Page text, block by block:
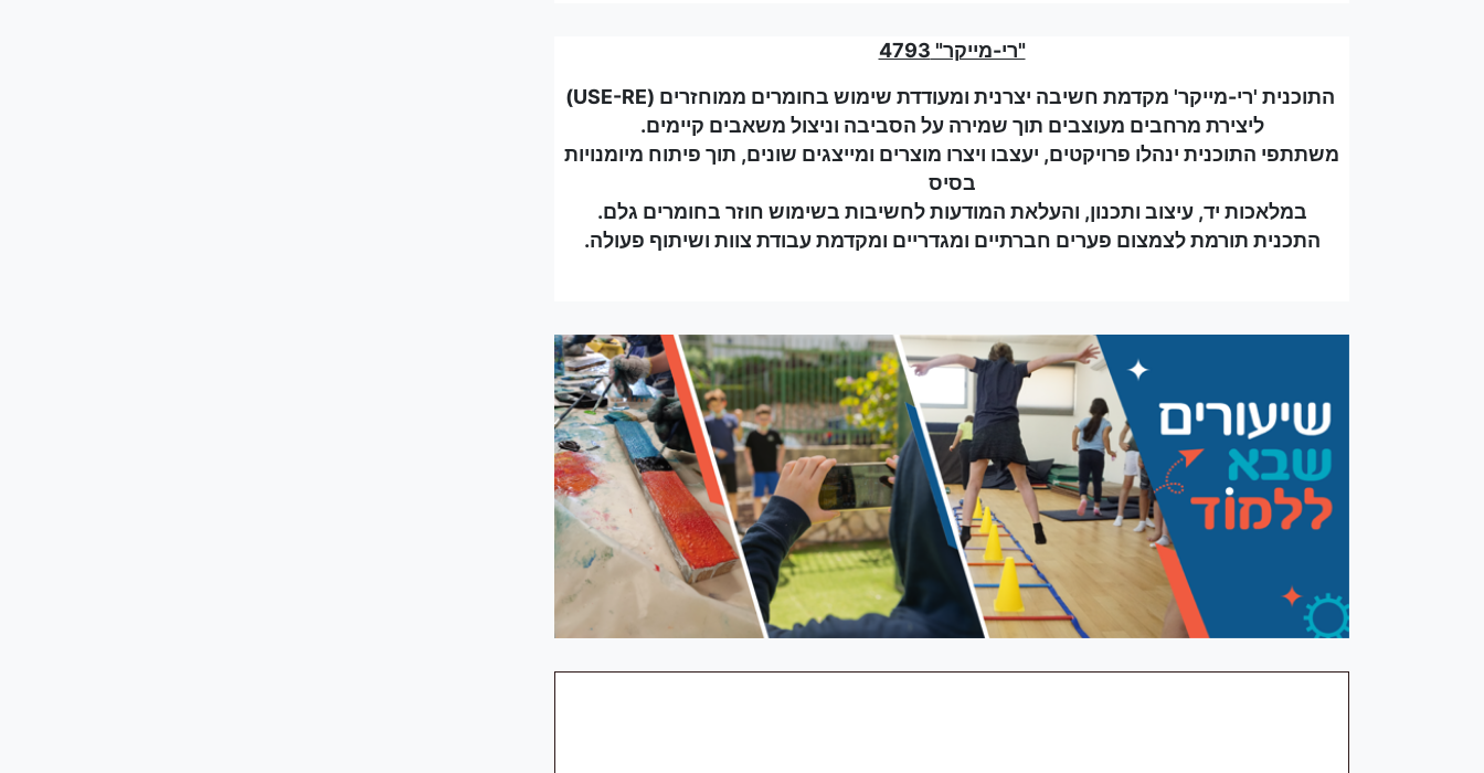
"רי-מייקר" 4793
התוכנית 'רי-מייקר' מקדמת חשיבה יצרנית ומעודדת שימוש בחומרים ממוחזרים (USE-RE)
ליצירת מרחבים מעוצבים תוך שמירה על הסביבה וניצול משאבים קיימים.
משתתפי התוכנית ינהלו פרויקטים, יעצבו ויצרו מוצרים ומייצגים שונים, תוך פיתוח מיומנויות
בסיס
במלאכות יד, עיצוב ותכנון, והעלאת המודעות לחשיבות בשימוש חוזר בחומרים גלם.
התכנית תורמת לצמצום פערים חברתיים ומגדריים ומקדמת עבודת צוות ושיתוף פעולה.